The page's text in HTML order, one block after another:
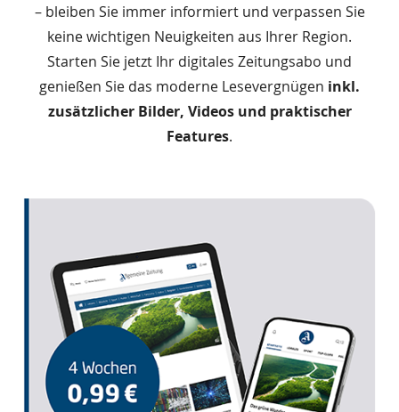
– bleiben Sie immer informiert und verpassen Sie
keine wichtigen Neuigkeiten aus Ihrer Region.
Starten Sie jetzt Ihr digitales Zeitungsabo und
genießen Sie das moderne Lesevergnügen inkl.
zusätzlicher Bilder, Videos und praktischer
Features.